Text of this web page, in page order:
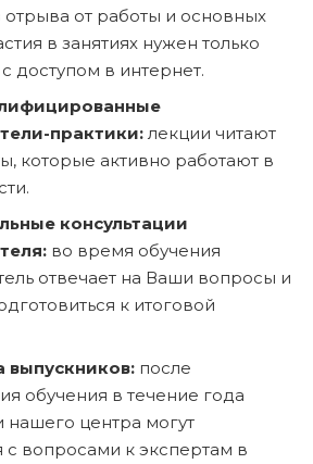
отрыва от работы и основных
в занятиях нужен только
доступом в интернет.
практики: лекции читают
которые активно работают в
консультации
во время обучения
отвечает на Ваши вопросы и
к итоговой
после
обучения в течение года
нашего центра могут
с вопросами к экспертам в